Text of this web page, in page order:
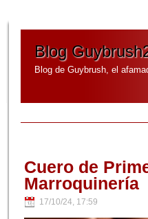
Blog
Blog de Guybrush, el
Cuero de
Marroquinería
17/10/24, 17:59